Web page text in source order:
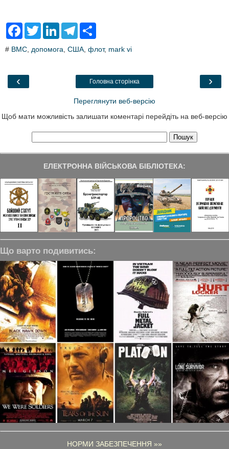
F
e
o
T
t
L
k
T
e
a
r
# ВМС допомога США флот, mark vi
‹ ›
Головна сторінка
Переглянути веб-версію
Щоб мати можливість залишати коментарі перейдіть на веб-версію
ЕЛЕКТРОННА ВІЙСЬКОВА БІБЛІОТЕКА:
Що варто подивитись:
НОРМИ ЗАБЕЗПЕЧЕННЯ »»